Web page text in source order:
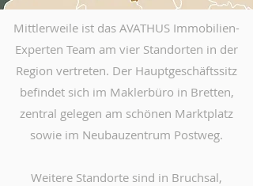
Mittlerweile ist das AVATHUS Immobilien-
Experten Team am vier Standorten in der
Region vertreten. Der Hauptgeschäftssitz
befindet sich im Maklerbüro in Bretten,
zentral gelegen am schönen Marktplatz
sowie im Neubauzentrum Postweg.
Weitere Standorte sind in Bruchsal,